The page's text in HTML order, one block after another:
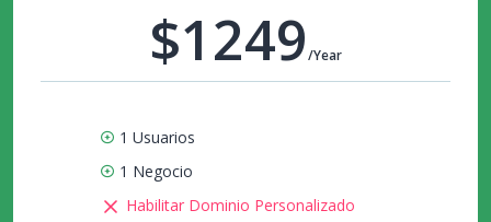
$1249/Year
1 Usuarios
1 Negocio
Habilitar Dominio Personalizado